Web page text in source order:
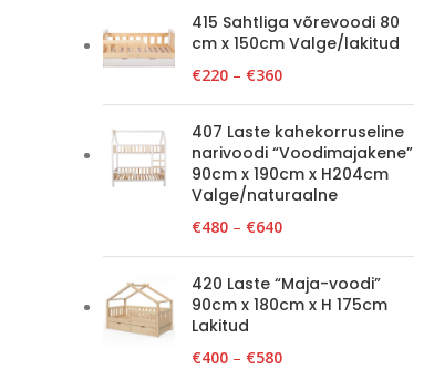
415 Sahtliga võrevoodi 80
cm x 150cm Valge/lakitud
€220 – €360
407 Laste kahekorruseline
narivoodi “Voodimajakene”
90cm x 190cm x H204cm
Valge/naturaalne
€480 – €640
420 Laste “Maja-voodi”
90cm x 180cm x H 175cm
Lakitud
€400 – €580